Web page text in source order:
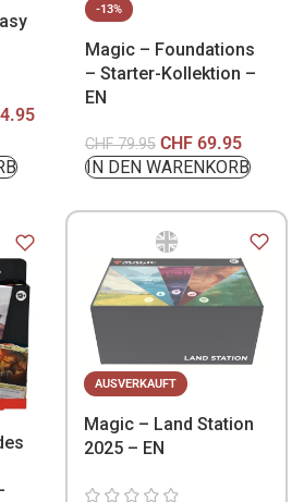
-13%
Magic – Foundations
– Starter-Kollektion –
EN
CHF79.95 CHF69.95
IN DEN WARENKORB
AUSVERKAUFT
Magic – Land Station
2025 – EN